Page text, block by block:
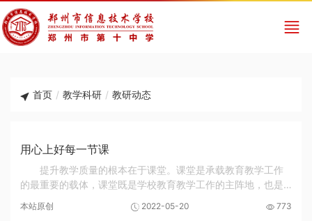
首页 / 教学科研 / 教研动态
用心上好每一节课
提升教学质量的根本在于课堂。课堂是承载教育教学工作
的最重要的载体，课堂既是学校教育教学工作的主阵地，也是
荼进行的当下，我们应该清醒的认识到，所有的...
本站原创 2022-05-20 773